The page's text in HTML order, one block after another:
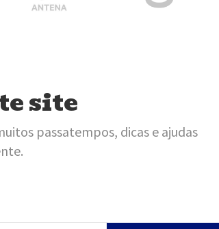
site
passatempos, dicas e ajudas